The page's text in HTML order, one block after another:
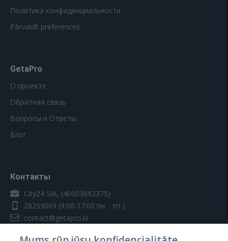
Политика конфиденциальности
Pārvaldīt preferences
GetaPro
О проекте
Обратная связь
Вопросы и Ответы
Блог
Контакты
City24 SIA, (40003692375)
28259069 (9:00-17:00 пн. - пт.)
contact@getapro.lv